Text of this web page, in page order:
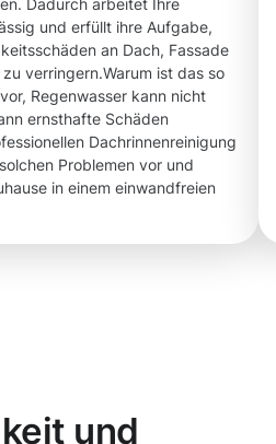
Dadurch arbeitet Ihre
und erfüllt ihre Aufgabe,
an Dach, Fassade
verringern.Warum ist das so
Regenwasser kann nicht
ernsthafte Schäden
Dachrinnenreinigung
Problemen vor und
in einem einwandfreien
und